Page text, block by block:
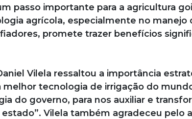
passo importante para a agricultura
agrícola, especialmente no
promete trazer benefícios
Vilela ressaltou a importância
tecnologia de irrigação do
do governo, para nos auxiliar e
Vilela também agradeceu pelo